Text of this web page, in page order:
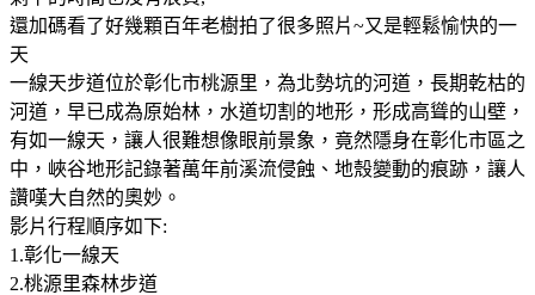
還加碼看了好幾顆百年老樹拍了很多照片~又是輕鬆愉快的一
天
一線天步道位於彰化市桃源里，為北勢坑的河道，長期乾枯的
河道，早已成為原始林，水道切割的地形，形成高聳的山壁，
有如一線天，讓人很難想像眼前景象，竟然隱身在彰化市區之
中，峽谷地形記錄著萬年前溪流侵蝕、地殼變動的痕跡，讓人
讚嘆大自然的奧妙。
影片行程順序如下:
1.彰化一線天
2.桃源里森林步道